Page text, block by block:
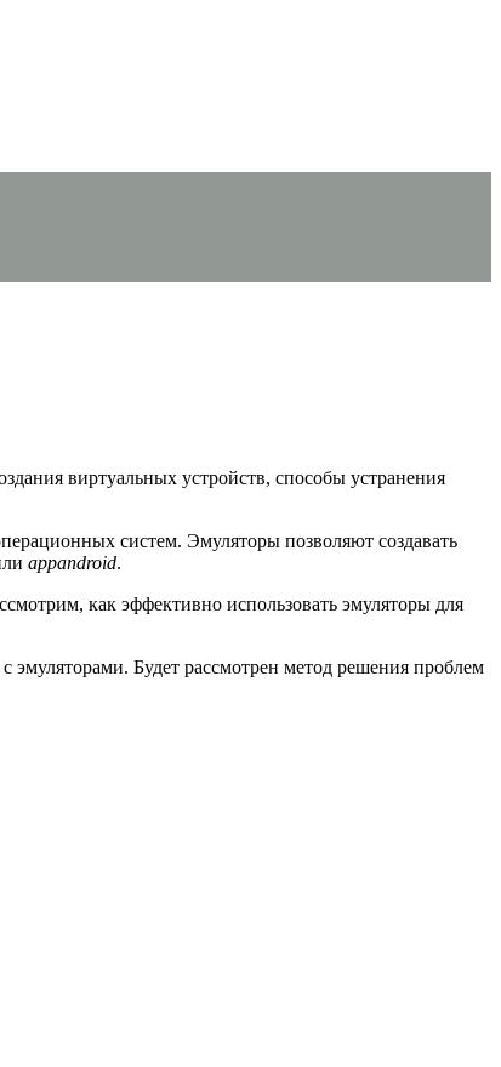
виртуальных устройств, способы устранения
систем. Эмуляторы позволяют создавать
appandroid.
как эффективно использовать эмуляторы для
Будет рассмотрен метод решения проблем